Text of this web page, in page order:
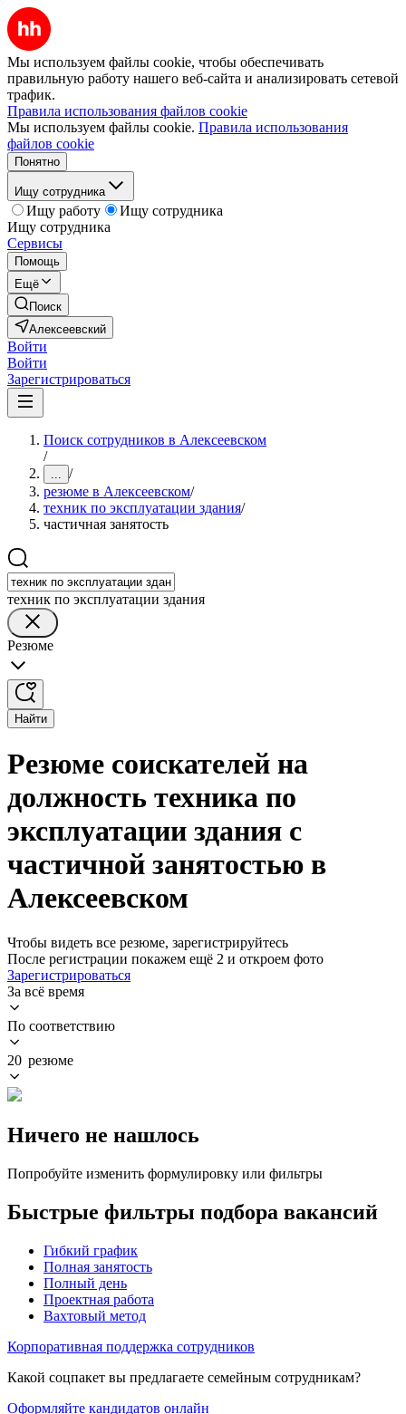
Мы используем файлы cookie, чтобы обеспечивать
правильную работу нашего веб-сайта и анализировать сетевой
трафик.
Правила использования файлов cookie
Мы используем файлы cookie. Правила использования
файлов cookie
Понятно
Ищу сотрудника
Ищу работу
Ищу сотрудника
Ищу сотрудника
Сервисы
Помощь
Ещё
Поиск
Алексеевский
Войти
Войти
Зарегистрироваться
Поиск сотрудников в Алексеевском
/
... /
резюме в Алексеевском/
техник по эксплуатации здания/
частичная занятость
техник по эксплуатации здания
Резюме
Найти
Резюме соискателей на
должность техника по
эксплуатации здания с
частичной занятостью в
Алексеевском
Чтобы видеть все резюме, зарегистрируйтесь
После регистрации покажем ещё 2 и откроем фото
Зарегистрироваться
За всё время
По соответствию
20 резюме
Ничего не нашлось
Попробуйте изменить формулировку или фильтры
Быстрые фильтры подбора вакансий
Гибкий график
Полная занятость
Полный день
Проектная работа
Вахтовый метод
Корпоративная поддержка сотрудников
Какой соцпакет вы предлагаете семейным сотрудникам?
Оформляйте кандидатов онлайн